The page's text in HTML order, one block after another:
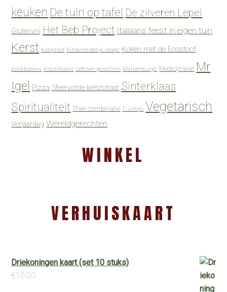
keuken De tuin op tafel De zilveren Lepel
Glutenvrij Het Beb Project Italiaans feest in eigen tuin
Kerst Kidsproof Kindvriendelijk recept Koken met de Ecostoof
Kookboeken Krachtkaart Leftover gerechten Mattemburgh Medicijnwiel Mr
Igel
Pizza Sfeervolste kerststraat Sinterklaas
Spiritualiteit Thee combinatie Tuintips Vegetarisch
Verjaardag Wereldgerechten
WINKEL
VERHUISKAART
Driekoningen kaart (set 10 stuks)
€10.00